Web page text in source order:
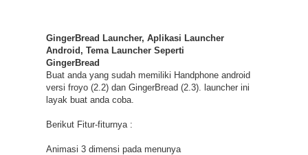
GingerBread Launcher, Aplikasi Launcher
Android, Tema Launcher Seperti
GingerBread
Buat anda yang sudah memiliki Handphone android
versi froyo (2.2) dan GingerBread (2.3). launcher ini
layak buat anda coba.
Berikut Fitur-fiturnya :
Animasi 3 dimensi pada menunya